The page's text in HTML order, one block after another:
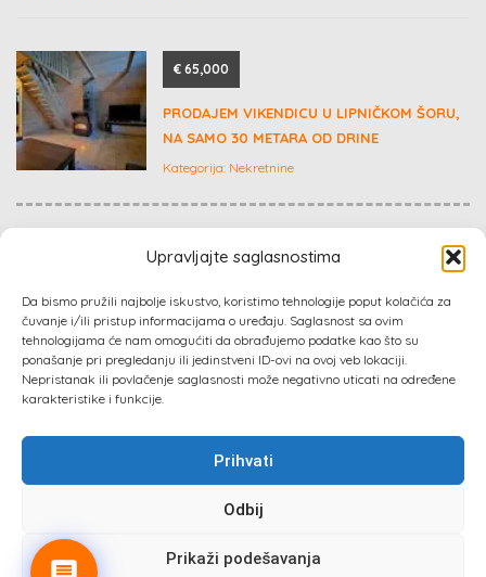
Upravljajte saglasnostima
Da bismo pružili najbolje iskustvo, koristimo tehnologije poput kolačića za
čuvanje i/ili pristup informacijama o uređaju. Saglasnost sa ovim
tehnologijama će nam omogućiti da obrađujemo podatke kao što su
ponašanje pri pregledanju ili jedinstveni ID-ovi na ovoj veb lokaciji.
Nepristanak ili povlačenje saglasnosti može negativno uticati na određene
karakteristike i funkcije.
Prihvati
Odbij
Prikaži podešavanja
€ 65,000
PRODAJEM VIKENDICU U LIPNIČKOM ŠORU,
NA SAMO 30 METARA OD DRINE
Kategorija: Nekretnine
Kategorija: Ostalo
Marketing & PR